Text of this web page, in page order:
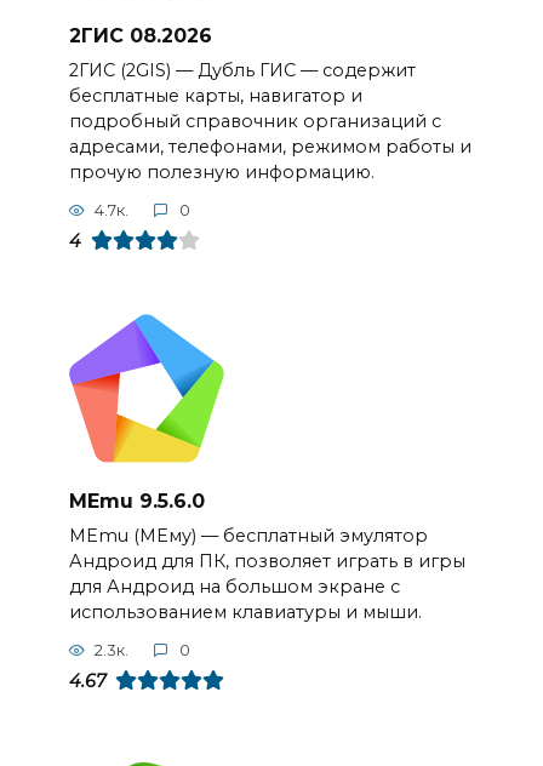
2ГИС 08.2026
2ГИС (2GIS) — Дубль ГИС — содержит
бесплатные карты, навигатор и
подробный справочник организаций с
адресами, телефонами, режимом работы и
прочую полезную информацию.
4.7к. 0
4
MEmu 9.5.6.0
MEmu (МЕму) — бесплатный эмулятор
Андроид для ПК, позволяет играть в игры
для Андроид на большом экране с
использованием клавиатуры и мыши.
2.3к. 0
4.67